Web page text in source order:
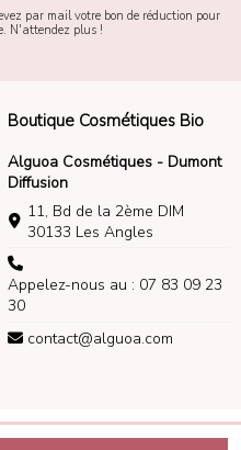
par mail votre bon de réduction pour
N'attendez plus !
Boutique Cosmétiques Bio
Alguoa Cosmétiques - Dumont
Diffusion
11, Bd de la 2ème DIM
30133 Les Angles
Appelez-nous au : 07 83 09 23
30
contact@alguoa.com
2014-2026